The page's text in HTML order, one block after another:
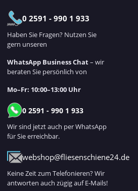
0 2591 - 990 1 933
Haben Sie Fragen? Nutzen Sie
gern unseren
WhatsApp Business Chat– wir
beraten Sie persönlich von
Mo–Fr: 10:00–13:00 Uhr
0 2591 - 990 1 933
Wir sind jetzt auch per WhatsApp
für Sie erreichbar.
webshop@fliesenschiene24.de
Keine Zeit zum Telefonieren? Wir
antworten auch zügig auf E-Mails!